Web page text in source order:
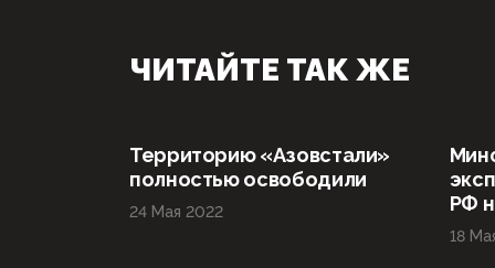
ЧИТАЙТЕ ТАК ЖЕ
Территорию «Азовстали»
полностью освободили
24 Мая 2022
РФ
18